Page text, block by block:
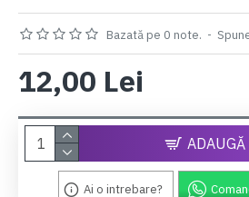
Bazată pe 0 note. -
12,00 Lei
ADAUGĂ
Ai o intrebare?